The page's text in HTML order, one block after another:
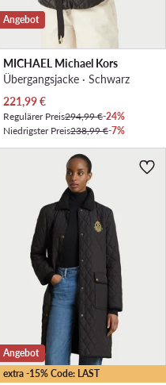
Angebot
MICHAEL Michael Kors
Übergangsjacke · Schwarz
Aktueller Preis
221,99€
Regulärer Preis294,99 €-24%
Niedrigster Preis238,99 €-7%
extra -15% Code: LAST
Angebot